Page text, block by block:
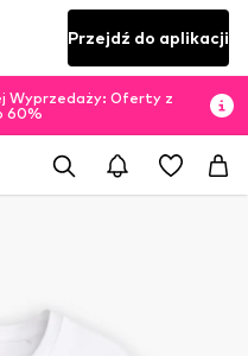
Przejdź do aplikacji
Wyprzedaży: Oferty z
60%